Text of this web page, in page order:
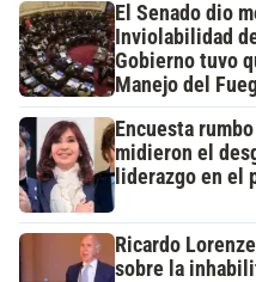
El Senado dio
Inviolabilidad
Gobierno tuvo
Manejo del
Encuesta
midieron el
liderazgo en el
Ricardo
sobre la